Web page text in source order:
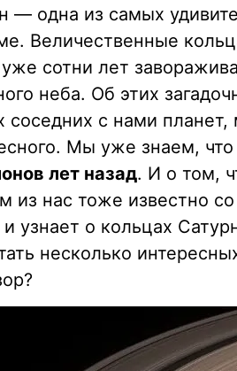
— одна из самых
Величественные
сотни лет
неба. Об этих
соседних с нами
Мы уже знаем, что
лет назад. И о том,
из нас тоже известно
узнает о кольцах
несколько